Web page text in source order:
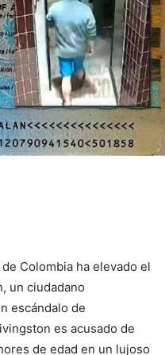
Colombia ha elevado el
un ciudadano
escándalo de
es acusado de
de edad en un lujoso